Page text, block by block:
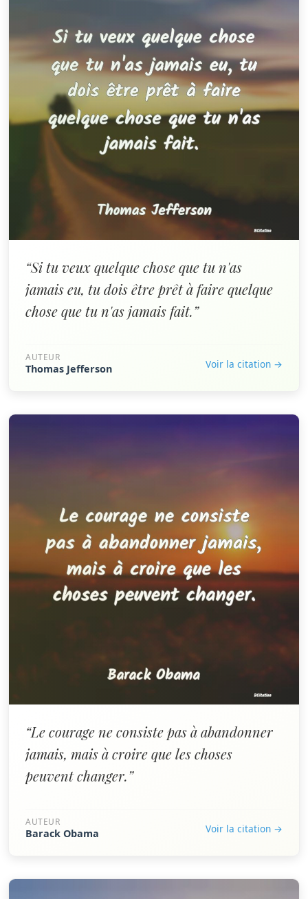
“Si tu veux quelque chose que tu n'as
jamais eu, tu dois être prêt à faire quelque
chose que tu n'as jamais fait.”
AUTEUR
Thomas Jefferson Voir la citation →
“Le courage ne consiste pas à abandonner
jamais, mais à croire que les choses
peuvent changer.”
AUTEUR
Barack Obama Voir la citation →